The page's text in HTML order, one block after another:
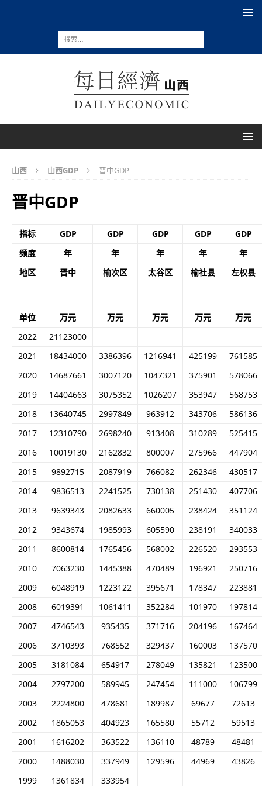
山西 山西GDP 晋中GDP
晋中GDP
指标 GDP GDP GDP GDP
GDP
频度
年 年 年 年
年
地区
晋中 榆次区 太谷区 榆社县 左权县
单位 万元 万元 万元 万元
万元
2022
21123000
2021
18434000 3386396 1216941 425199
761585
2020
14687661 3007120 1047321 375901
578066
2019
14404663 3075352 1026207 353947
568753
2018
13640745 2997849 963912 343706
586136
2017
12310790 2698240 913408 310289
525415
2016
10019130 2162832 800007 275966
447904
2015
9892715 2087919 766082 262346
430517
2014
9836513 2241525 730138 251430
407706
2013
9639343 2082633 660005 238424
351124
2012
9343674 1985993 605590 238191
340033
2011
8600814 1765456 568002 226520
293553
2010
7063230 1445388 470489 196921
250716
2009
6048919 1223122 395671 178347
223881
2008
6019391 1061411 352284 101970
197814
2007
4746543 935435 371716 204196
167464
2006
3710393 768552 329437 160003
137570
2005
3181084 654917 278049 135821
123500
2004
2797200 589945 247454 111000
106799
2003
2224800 478681 189987 69677
72613
2002
1865053 404923 165580 55712
59513
2001
1616202 363522 136110 48789
48481
2000
1488030 337949 129596 44969
43826
1999
1361834 333954